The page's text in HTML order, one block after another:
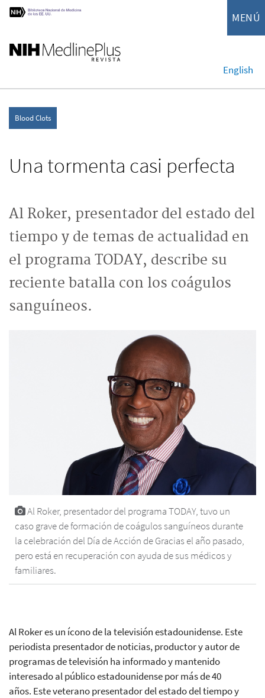
MENÚ
English
Blood Clots
Una tormenta casi perfecta
Al Roker, presentador del estado del
tiempo y de temas de actualidad en
el programa TODAY, describe su
reciente batalla con los coágulos
sanguíneos.
Al Roker, presentador del programa TODAY, tuvo un
caso grave de formación de coágulos sanguíneos durante
la celebración del Día de Acción de Gracias el año pasado,
pero está en recuperación con ayuda de sus médicos y
familiares.
Al Roker es un ícono de la televisión estadounidense. Este
periodista presentador de noticias, productor y autor de
programas de televisión ha informado y mantenido
interesado al público estadounidense por más de 40
años. Este veterano presentador del estado del tiempo y